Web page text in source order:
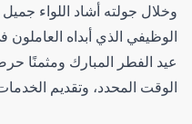
وخلال جولته أشاد اللواء جميل
الوظيفي الذي أبداه العاملون
عيد الفطر المبارك ومثمنًا
الوقت المحدد، وتقديم